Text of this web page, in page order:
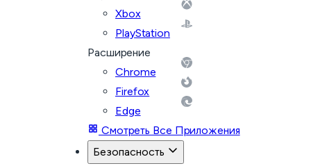
Xbox
PlayStation
Расширение
Chrome
Firefox
Edge
Смотреть Все Приложения
Безопасность